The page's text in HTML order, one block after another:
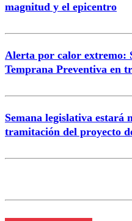
magnitud y el epicentro
Alerta por calor extremo:
Temprana Preventiva en
Semana legislativa estará
tramitación del proyecto